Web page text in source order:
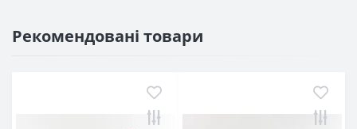
Рекомендовані товари